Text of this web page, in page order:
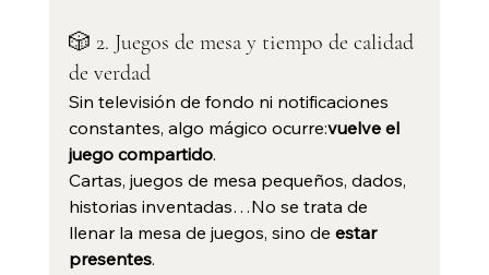
🎲 2. Juegos de mesa y tiempo de calidad
de verdad
Sin televisión de fondo ni notificaciones
constantes, algo mágico ocurre:vuelve el
juego compartido.
Cartas, juegos de mesa pequeños, dados,
historias inventadas…No se trata de
llenar la mesa de juegos, sino de estar
presentes.